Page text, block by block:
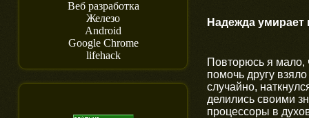
Веб разработка
Железо
Android
Google Chrome
lifehack
Надежда умирает
Повторюсь я мало,
помочь другу
случайно,
делились своими
процессоры в